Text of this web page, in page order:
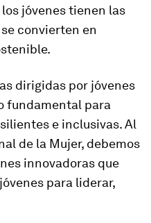
jóvenes tienen las
convierten en
dirigidas por jóvenes
fundamental para
e inclusivas. Al
de la Mujer, debemos
innovadoras que
para liderar,